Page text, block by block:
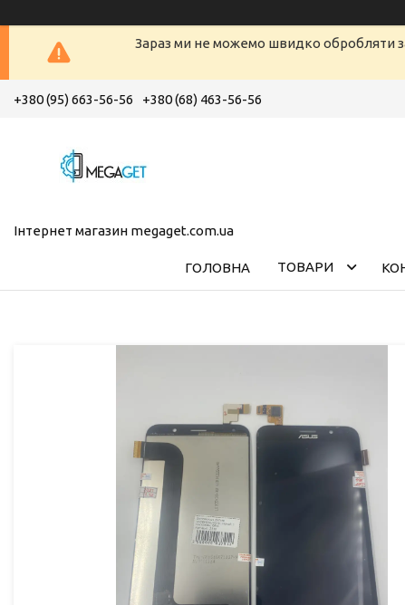
Зараз ми не можемо швидко обробляти
+380 (95) 663-56-56 +380 (68) 463-56-56
Інтернет магазин megaget.com.ua
ГОЛОВНА ТОВАРИ